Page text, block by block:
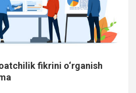
fikrini o‘rganish